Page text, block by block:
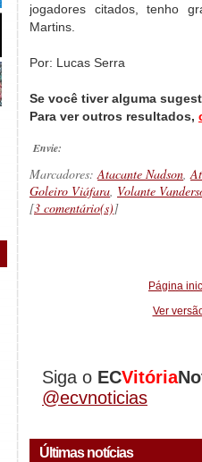
jogadores citados, tenho
Martins.
Por: Lucas Serra
Se você tiver alguma
Para ver outros resultados,
Envie:
Marcadores:Atacante Nadson,
Goleiro Viáfara, Volante
[3 comentário(s)]
Página
Ver
Siga o ECVitória
@ecvnoticias
Últimas notícias